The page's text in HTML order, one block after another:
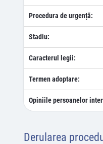
Procedura de urgență:
Stadiu:
Caracterul legii:
Termen adoptare:
Opiniile persoanelor
Derularea